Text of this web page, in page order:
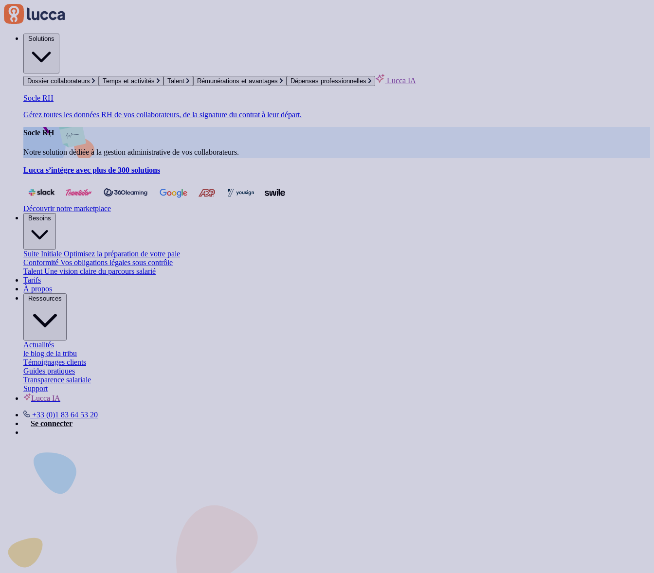
Dossier collaborateurs Temps et activités Talent Rémunérations et avantages Dépenses professionnelles Lucca IA
Socle RH
Gérez toutes les données RH de vos collaborateurs, de la signature du contrat à leur départ.
Socle RH
Notre solution dédiée à la gestion administrative de vos collaborateurs.
Lucca s’intégre avec plus de 300 solutions
Découvrir notre marketplace
Suite Initiale Optimisez la préparation de votre paie
Conformité Vos obligations légales sous contrôle
Talent Une vision claire du parcours salarié
Tarifs
À propos
Actualités
le blog de la tribu
Témoignages clients
Guides pratiques
Transparence salariale
Support
Lucca IA
+33 (0)1 83 64 53 20
Se connecter